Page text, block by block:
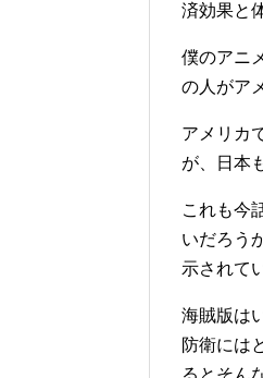
済効果と
僕のアニ
の人がア
アメリカ
が、日本
これも今
いだろう
示されて
海賊版は
防衛には